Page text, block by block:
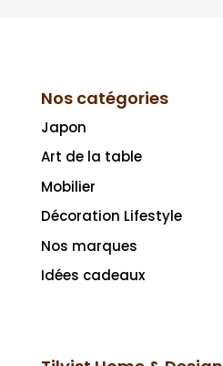
Nos catégories
Japon
Art de la table
Mobilier
Décoration Lifestyle
Nos marques
Idées cadeaux